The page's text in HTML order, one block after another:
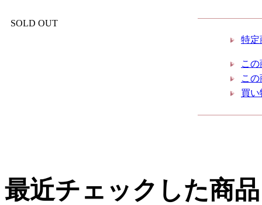
SOLD OUT
特定
こ
こ
買い
最近チェックした商品